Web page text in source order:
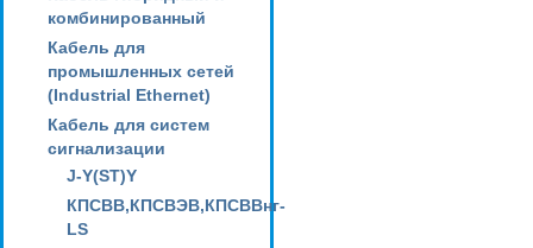
комбинированный
Кабель для
промышленных сетей
(Industrial Ethernet)
Кабель для систем
сигнализации
J-Y(ST)Y
КПСВВ,КПСВЭВ,КПСВВнг-
LS